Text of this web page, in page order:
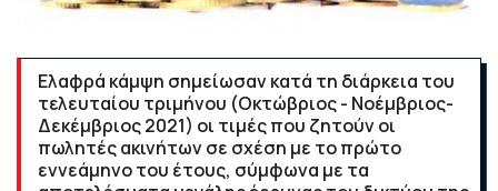
Ελαφρά κάμψη σημείωσαν κατά τη διάρκεια του
τελευταίου τριμήνου (Οκτώβριος - Νοέμβριος-
Δεκέμβριος 2021) οι τιμές που ζητούν οι
πωλητές ακινήτων σε σχέση με το πρώτο
εννεάμηνο του έτους, σύμφωνα με τα